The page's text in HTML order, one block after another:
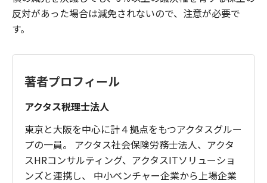
責任減免条項を定款に明記しておく方法
ますが、あらかじめ定款に取締役や監査
役の責任減免に関する条項を設けてお
き、訴訟があった場合には、取締役会の
決議で定款に規定した責任限度額まで、
なお、会社法では、最低責任限度額を以
下のように規定しています。
反対があった場合は減免されないので、注意が必要で
す。
著者プロフィール
アクタス税理士法人
東京と大阪を中心に計４拠点をもつアクタスグルー
プの一員。 アクタス社会保険労務士法人、アクタ
スHRコンサルティング、アクタスITソリューショ
ンズと連携し、 中小ベンチャー企業から上場企業